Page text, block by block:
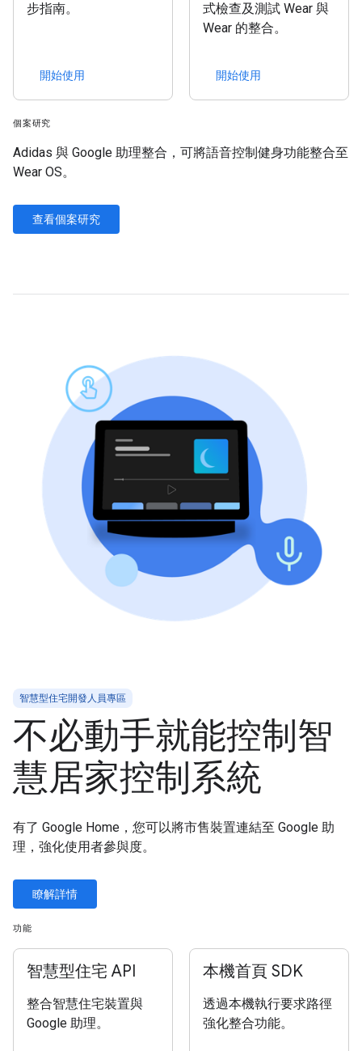
步指南。
開始使用
式檢查及測試 Wear 與
Wear 的整合。
開始使用
個案研究
Adidas 與 Google 助理整合，可將語音控制健身功能整合至
Wear OS。
查看個案研究
智慧型住宅開發人員專區
不必動手就能控制智
慧居家控制系統
有了 Google Home，您可以將市售裝置連結至 Google 助
理，強化使用者參與度。
瞭解詳情
功能
智慧型住宅 API
整合智慧住宅裝置與
Google 助理。
本機首頁 SDK
透過本機執行要求路徑
強化整合功能。